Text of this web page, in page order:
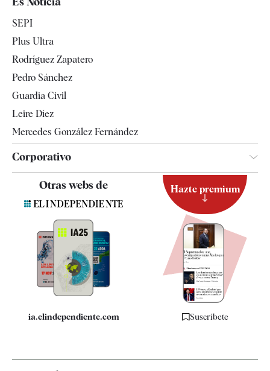
Televisión
SEPI
Plus Ultra
Rodríguez Zapatero
Pedro Sánchez
Guardia Civil
Leire Díez
Mercedes González Fernández
Corporativo
Contacto
Quiénes somos
Especificaciones
Otras webs de
ia.elindependiente.com
Hazte premium
Suscríbete